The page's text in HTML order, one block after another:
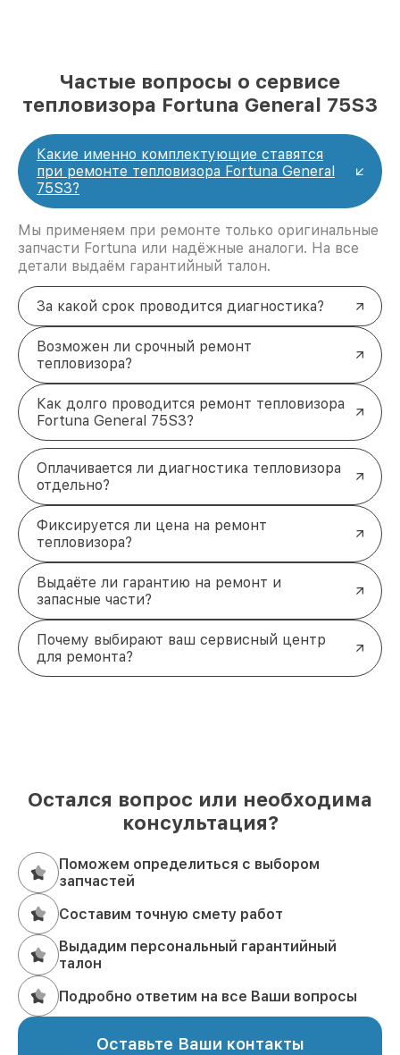
Частые вопросы о сервисе
тепловизора Fortuna General 75S3
Какие именно комплектующие ставятся
при ремонте тепловизора Fortuna General
75S3?
Мы применяем при ремонте только оригинальные
запчасти Fortuna или надёжные аналоги. На все
детали выдаём гарантийный талон.
За какой срок проводится диагностика?
Возможен ли срочный ремонт
тепловизора?
Как долго проводится ремонт тепловизора
Fortuna General 75S3?
Оплачивается ли диагностика тепловизора
отдельно?
Фиксируется ли цена на ремонт
тепловизора?
Выдаёте ли гарантию на ремонт и
запасные части?
Почему выбирают ваш сервисный центр
для ремонта?
Остался вопрос или необходима
консультация?
Поможем определиться с выбором
запчастей
Составим точную смету работ
Выдадим персональный гарантийный
талон
Подробно ответим на все Ваши вопросы
Оставьте Ваши контакты